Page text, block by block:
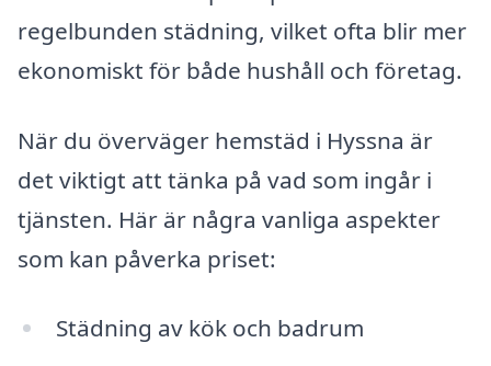
regelbunden städning, vilket ofta blir mer
ekonomiskt för både hushåll och företag.
När du överväger hemstäd i Hyssna är
det viktigt att tänka på vad som ingår i
tjänsten. Här är några vanliga aspekter
som kan påverka priset:
Städning av kök och badrum